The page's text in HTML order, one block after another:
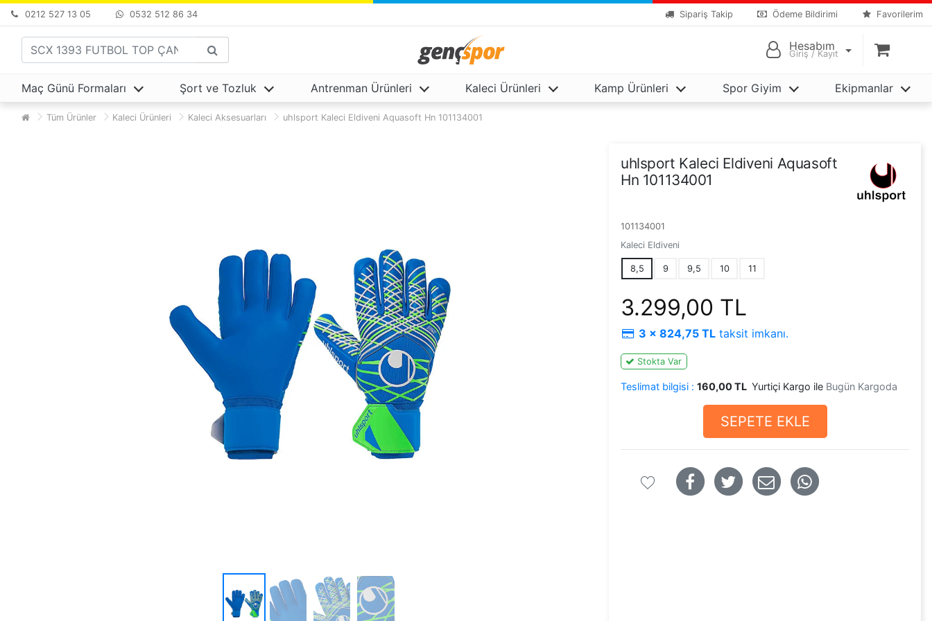
0212 527 13 05 0532 512 86 34 Sipariş Takip Ödeme Bildirimi Favorilerim
Hesabım
Giriş / Kayıt
Maç Günü Formaları Şort ve Tozluk Antrenman Ürünleri Kaleci Ürünleri Kamp Ürünleri Spor Giyim Ekipmanlar
Tüm Ürünler Kaleci Ürünleri Kaleci Aksesuarları uhlsport Kaleci Eldiveni Aquasoft Hn 101134001
uhlsport Kaleci Eldiveni Aquasoft
Hn 101134001
101134001
Kaleci Eldiveni
8,5 9 9,5 10 11
3.299,00 TL
3 x 824,75 TLtaksit imkanı.
Stokta Var
Teslimat bilgisi : 160,00 TL Yurtiçi Kargo ile Bugün Kargoda
SEPETE EKLE